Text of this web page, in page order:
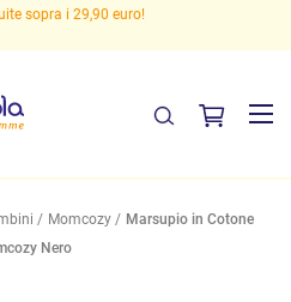
sopra i 29,90 euro!
Momcozy
Marsupio in Cotone
Nero